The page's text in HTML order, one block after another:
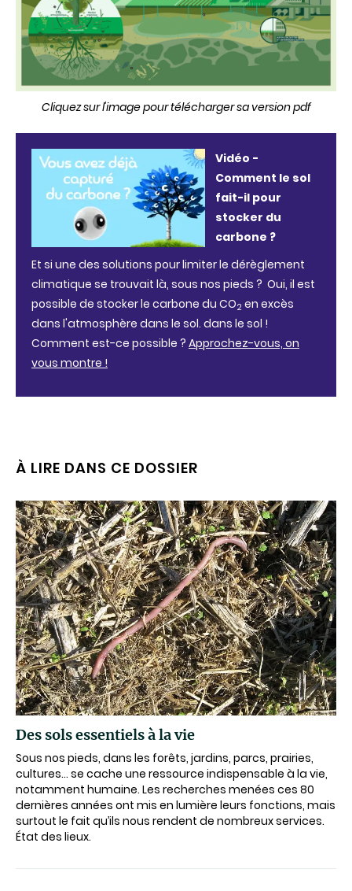
Cliquez sur l'image pour télécharger sa version pdf
Vidéo -
Comment le sol
fait-il pour
stocker du
carbone ?
Et si une des solutions pour limiter le dérèglement
climatique se trouvait là, sous nos pieds ? Oui, il est
possible de stocker le carbone du CO2 en excès
dans l'atmosphère dans le sol. dans le sol !
Comment est-ce possible ? Approchez-vous, on
vous montre !
À LIRE DANS CE DOSSIER
Des sols essentiels à la vie
Sous nos pieds, dans les forêts, jardins, parcs, prairies,
cultures… se cache une ressource indispensable à la vie,
notamment humaine. Les recherches menées ces 80
dernières années ont mis en lumière leurs fonctions, mais
surtout le fait qu’ils nous rendent de nombreux services.
État des lieux.